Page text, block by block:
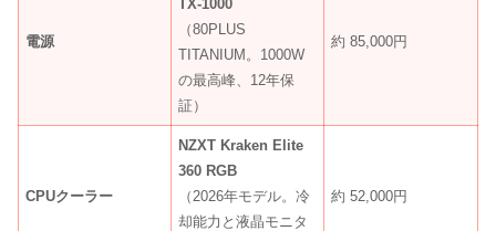
電源
TX-1000
（80PLUS
TITANIUM。1000W
の最高峰、12年保
証）
約 85,000円
CPUクーラー
NZXT Kraken Elite
360 RGB
（2026年モデル。冷
却能力と液晶モニタ
約 52,000円